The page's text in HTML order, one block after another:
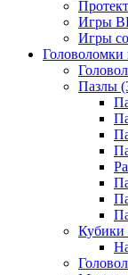
Игры
Игры
Головоломки
Пазлы
Кубики